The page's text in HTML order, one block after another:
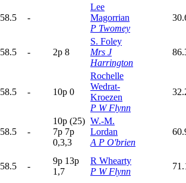
58.5 -
Lee
Magorrian
P Twomey
58.5 - 2p 8
S. Foley
Mrs J
Harrington
58.5 - 10p 0
Rochelle
Wedrat-
Kroezen
P W Flynn
58.5 -
10p (25)
7p 7p
0,3,3
W.-M.
Lordan
A P O'brien
58.5 -
9p 13p
1,7
R Whearty
P W Flynn